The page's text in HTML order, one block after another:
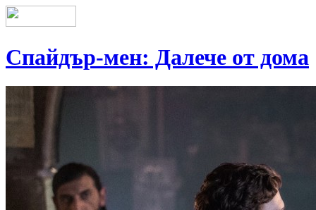
Спайдър-мен: Далече от дома